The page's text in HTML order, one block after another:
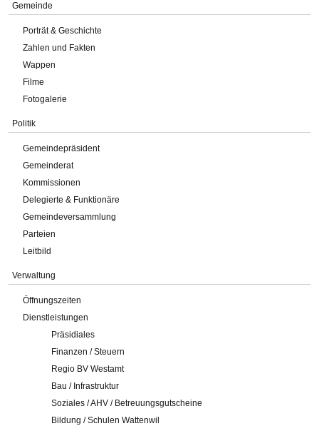
Gemeinde
Porträt & Geschichte
Zahlen und Fakten
Wappen
Filme
Fotogalerie
Politik
Gemeindepräsident
Gemeinderat
Kommissionen
Delegierte & Funktionäre
Gemeindeversammlung
Parteien
Leitbild
Verwaltung
Öffnungszeiten
Dienstleistungen
Präsidiales
Finanzen / Steuern
Regio BV Westamt
Bau / Infrastruktur
Soziales / AHV / Betreuungsgutscheine
Bildung / Schulen Wattenwil